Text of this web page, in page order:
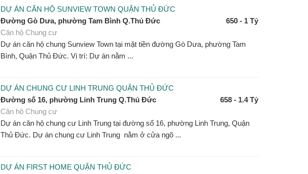
DỰ ÁN CĂN HỘ SUNVIEW TOWN QUẬN THỦ ĐỨC
Đường Gò Dưa, phường Tam Bình Q.Thủ Đức
650 - 1 Tỷ
Căn hộ Chung cư
Dự án căn hộ chung Sunview Town tại mặt tiền đường Gò Dưa, phường Tam
Bình, Quận Thủ Đức. Vị trí: Dự án nằm ...
DỰ ÁN CHUNG CƯ LINH TRUNG QUẬN THỦ ĐỨC
Đường số 16, phường Linh Trung Q.Thủ Đức
658 - 1.4 Tỷ
Căn hộ Chung cư
Dự án căn hộ chung cư Linh Trung tại đường số 16, phường Linh Trung, Quận
Thủ Đức. Dự án chung cư Linh Trung nằm ở cửa ngõ ...
DỰ ÁN FIRST HOME QUẬN THỦ ĐỨC